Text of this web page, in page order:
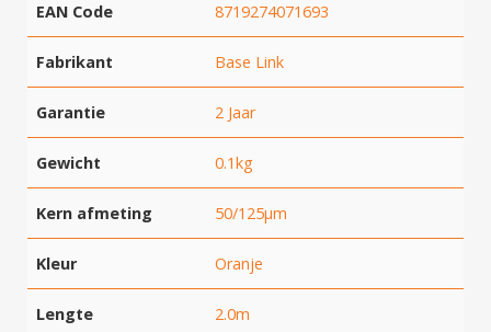
EAN Code 8719274071693
Fabrikant Base Link
Garantie 2 Jaar
Gewicht 0.1kg
Kern afmeting 50/125μm
Kleur Oranje
Lengte 2.0m